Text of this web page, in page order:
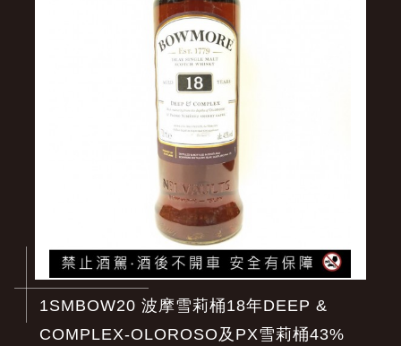
1SMBOW20 波摩雪莉桶18年DEEP &
COMPLEX-OLOROSO及PX雪莉桶43%